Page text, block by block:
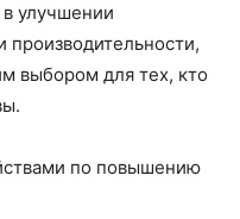
в улучшении
производительности,
выбором для тех, кто
по повышению